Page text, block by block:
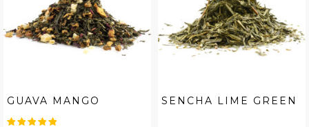
GUAVA MANGO SENCHA LIME GREEN